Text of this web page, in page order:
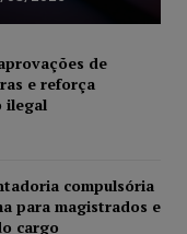
de
e reforça
ilegal
compulsória
para magistrados e
cargo